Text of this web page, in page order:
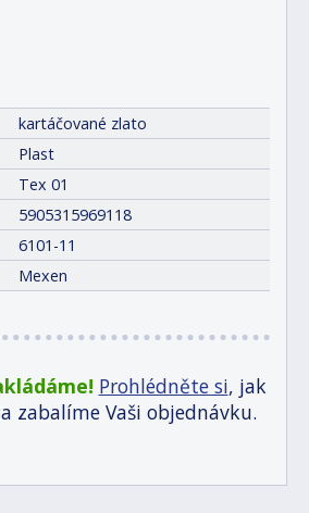
kartáčované zlato
Plast
Tex 01
5905315969118
6101-11
Mexen
Prohlédněte si, jak
zabalíme Vaši objednávku.